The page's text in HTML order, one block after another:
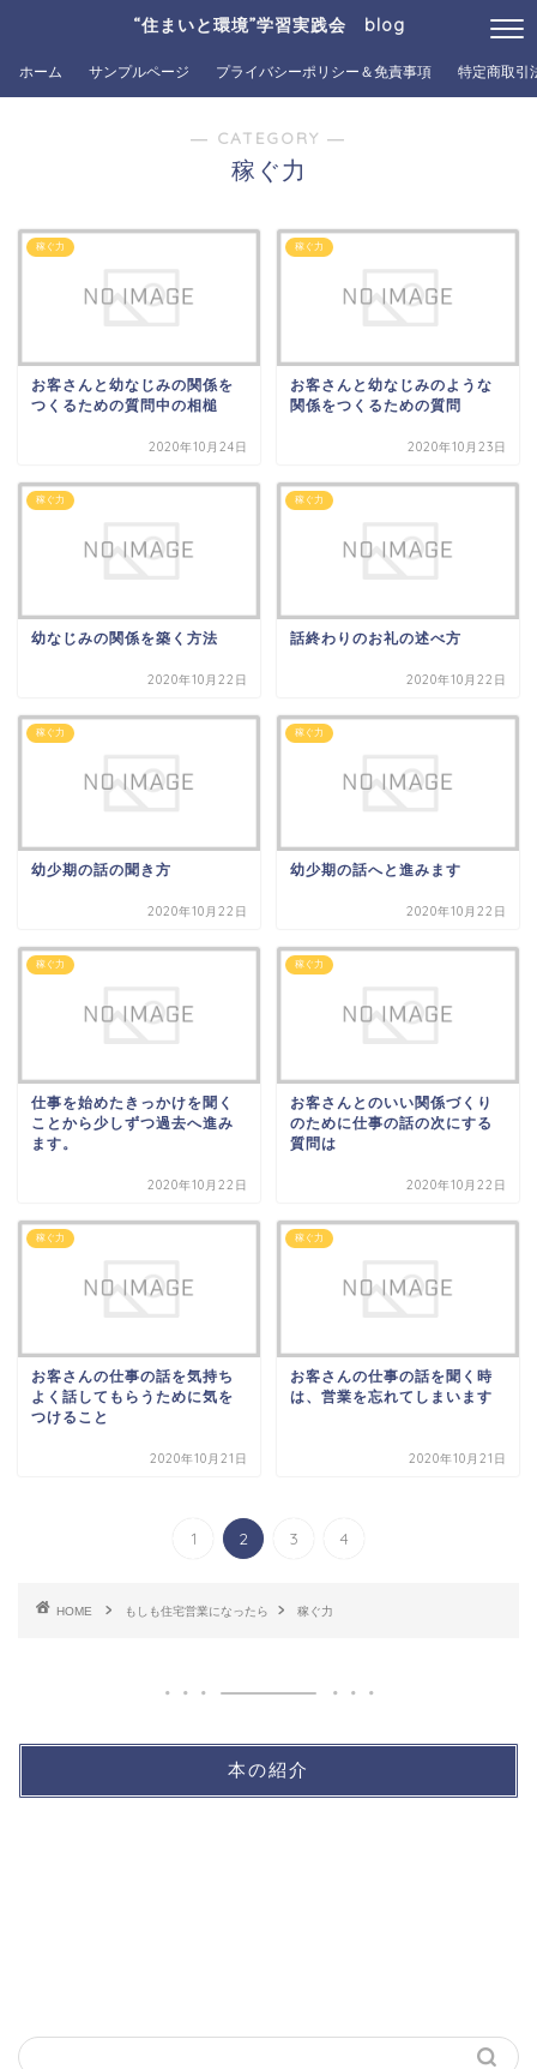
“住まいと環境”学習実践会 blog
ホーム サンプルページ プライバシーポリシー＆免責事項 特定商取引
― CATEGORY ―
稼ぐ力
稼ぐ力
お客さんと幼なじみの関係を
つくるための質問中の相槌
2020年10月24日
稼ぐ力
お客さんと幼なじみのような
関係をつくるための質問
2020年10月23日
稼ぐ力
幼なじみの関係を築く方法
2020年10月22日
稼ぐ力
話終わりのお礼の述べ方
2020年10月22日
稼ぐ力
幼少期の話の聞き方
2020年10月22日
稼ぐ力
幼少期の話へと進みます
2020年10月22日
稼ぐ力
仕事を始めたきっかけを聞く
ことから少しずつ過去へ進み
ます。
2020年10月22日
稼ぐ力
お客さんとのいい関係づくり
のために仕事の話の次にする
質問は
2020年10月22日
稼ぐ力
お客さんの仕事の話を気持ち
よく話してもらうために気を
つけること
2020年10月21日
稼ぐ力
お客さんの仕事の話を聞く時
は、営業を忘れてしまいます
2020年10月21日
1 2 3 4
HOME もしも住宅営業になったら 稼ぐ力
本の紹介